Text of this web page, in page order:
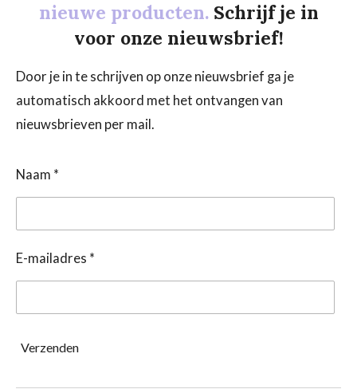
nieuwe producten. Schrijf je in
voor onze nieuwsbrief!
Door je in te schrijven op onze nieuwsbrief ga je
automatisch akkoord met het ontvangen van
nieuwsbrieven per mail.
Naam *
E-mailadres *
Verzenden